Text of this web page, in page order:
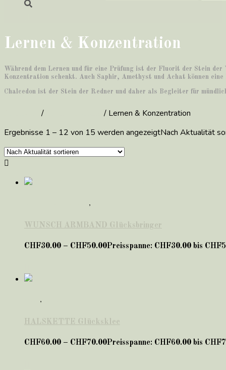
Lernen & Konzentration
Während dem Lernen und für eine Prüfung ist der Fluorit der Stein
Konzentration schenkt. Auch Saphir, Amethyst und Achat können eine
Chalcedon ist der Stein der Redner und daher als Begleiter für
/
/ Lernen & Konzentration
Ergebnisse 1 – 12 von 15 werden angezeigtNach Aktualität
,
WUNSCH ARMBAND Glücksbringer
CHF30.00 – CHF50.00Preisspanne: CHF30.00 bis
,
HALSKETTE Glücksklee
CHF60.00 – CHF70.00Preisspanne: CHF60.00 bis